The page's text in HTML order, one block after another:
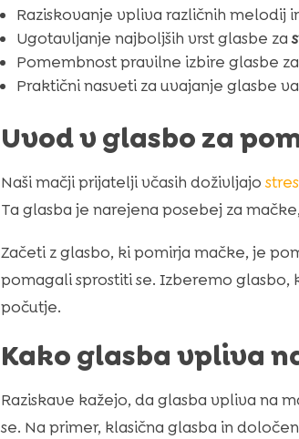
Raziskovanje vpliva različnih melodij
Ugotavljanje najboljših vrst glasbe za
Pomembnost pravilne izbire glasbe
Praktični nasveti za uvajanje glasbe
Uvod v glasbo za
Naši mačji prijatelji včasih doživljajo stres
Ta glasba je narejena posebej za
Začeti z glasbo, ki pomirja mačke, je
pomagali sprostiti se. Izberemo
počutje.
Kako glasba vpliva
Raziskave kažejo, da glasba vpliva na
se. Na primer, klasična glasba in